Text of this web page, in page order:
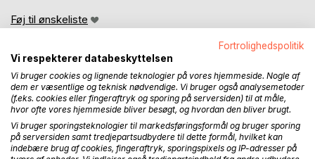
Føj til ønskeliste
BESKRIVELSE
Fortrolighedspolitik
Vi respekterer databeskyttelsen
Vi bruger cookies og lignende teknologier på vores hjemmeside. Nogle af
dem er væsentlige og teknisk nødvendige. Vi bruger også analysemetoder
(f.eks. cookies eller fingeraftryk og sporing på serversiden) til at måle,
hvor ofte vores hjemmeside bliver besøgt, og hvordan den bliver brugt.
Vi bruger sporingsteknologier til markedsføringsformål og bruger sporing
på serversiden samt tredjepartsudbydere til dette formål, hvilket kan
indebære brug af cookies, fingeraftryk, sporingspixels og IP-adresser på